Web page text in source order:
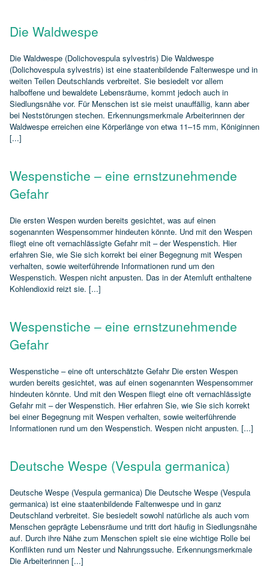
Die Waldwespe
Die Waldwespe (Dolichovespula sylvestris) Die Waldwespe
(Dolichovespula sylvestris) ist eine staatenbildende Faltenwespe und in
weiten Teilen Deutschlands verbreitet. Sie besiedelt vor allem
halboffene und bewaldete Lebensräume, kommt jedoch auch in
Siedlungsnähe vor. Für Menschen ist sie meist unauffällig, kann aber
bei Neststörungen stechen. Erkennungsmerkmale Arbeiterinnen der
Waldwespe erreichen eine Körperlänge von etwa 11–15 mm, Königinnen
[...]
Wespenstiche – eine ernstzunehmende
Gefahr
Die ersten Wespen wurden bereits gesichtet, was auf einen
sogenannten Wespensommer hindeuten könnte. Und mit den Wespen
fliegt eine oft vernachlässigte Gefahr mit – der Wespenstich. Hier
erfahren Sie, wie Sie sich korrekt bei einer Begegnung mit Wespen
verhalten, sowie weiterführende Informationen rund um den
Wespenstich. Wespen nicht anpusten. Das in der Atemluft enthaltene
Kohlendioxid reizt sie. [...]
Wespenstiche – eine ernstzunehmende
Gefahr
Wespenstiche – eine oft unterschätzte Gefahr Die ersten Wespen
wurden bereits gesichtet, was auf einen sogenannten Wespensommer
hindeuten könnte. Und mit den Wespen fliegt eine oft vernachlässigte
Gefahr mit – der Wespenstich. Hier erfahren Sie, wie Sie sich korrekt
bei einer Begegnung mit Wespen verhalten, sowie weiterführende
Informationen rund um den Wespenstich. Wespen nicht anpusten. [...]
Deutsche Wespe (Vespula germanica)
Deutsche Wespe (Vespula germanica) Die Deutsche Wespe (Vespula
germanica) ist eine staatenbildende Faltenwespe und in ganz
Deutschland verbreitet. Sie besiedelt sowohl natürliche als auch vom
Menschen geprägte Lebensräume und tritt dort häufig in Siedlungsnähe
auf. Durch ihre Nähe zum Menschen spielt sie eine wichtige Rolle bei
Konflikten rund um Nester und Nahrungssuche. Erkennungsmerkmale
Die Arbeiterinnen [...]